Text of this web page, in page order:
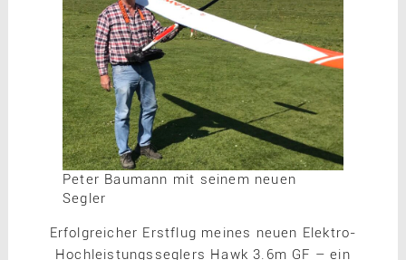
Peter Baumann mit seinem neuen
Segler
Erfolgreicher Erstflug meines neuen Elektro-
Hochleistungsseglers Hawk 3.6m GF – ein